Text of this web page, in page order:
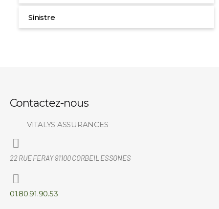
Sinistre
Contactez-nous
VITALYS ASSURANCES
22 RUE FERAY 91100 CORBEIL ESSONES
01.80.91.90.53